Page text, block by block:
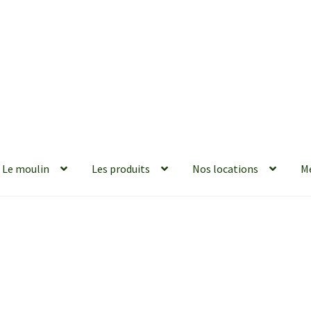
Le moulin Les produits Nos locations